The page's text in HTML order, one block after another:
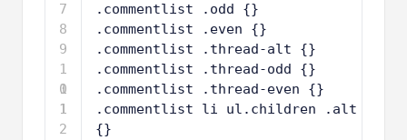
7
8
9
1
0
1
1
1
2
.commentlist .odd {}
.commentlist .even {}
.commentlist .thread-alt {}
.commentlist .thread-odd {}
.commentlist .thread-even {}
.commentlist li ul.children .alt
{}